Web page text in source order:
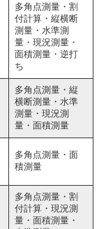
多角点測量・割
付計算・縦横断
測量・水準測
量・現況測量・
面積測量・逆打
ち
多角点測量・縦
横断測量・水準
測量・現況測
量・面積測量
多角点測量・面
積測量
多角点測量・割
付計算・現況測
量・面積測量・